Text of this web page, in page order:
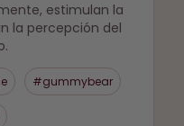
estimulan la
la percepción del
#gummybear